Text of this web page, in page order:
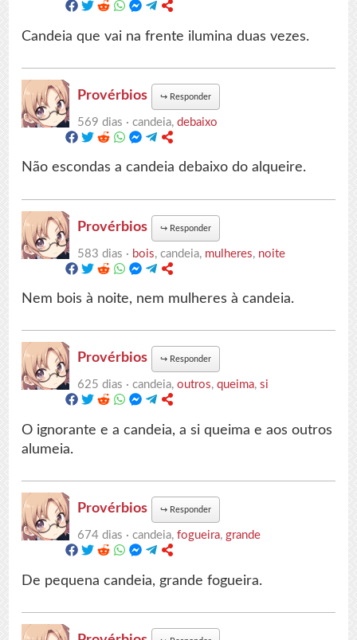
Candeia que vai na frente ilumina duas vezes.
Provérbios ↪ Responder
569 dias ·candeia,debaixo
Não escondas a candeia debaixo do alqueire.
Provérbios ↪ Responder
583 dias · bois, candeia, mulheres, noite
Nem bois à noite, nem mulheres à candeia.
Provérbios ↪ Responder
625 dias ·candeia,outros,queima,si
O ignorante e a candeia, a si queima e aos outros
alumeia.
Provérbios ↪ Responder
674 dias ·candeia,fogueira,grande
De pequena candeia, grande fogueira.